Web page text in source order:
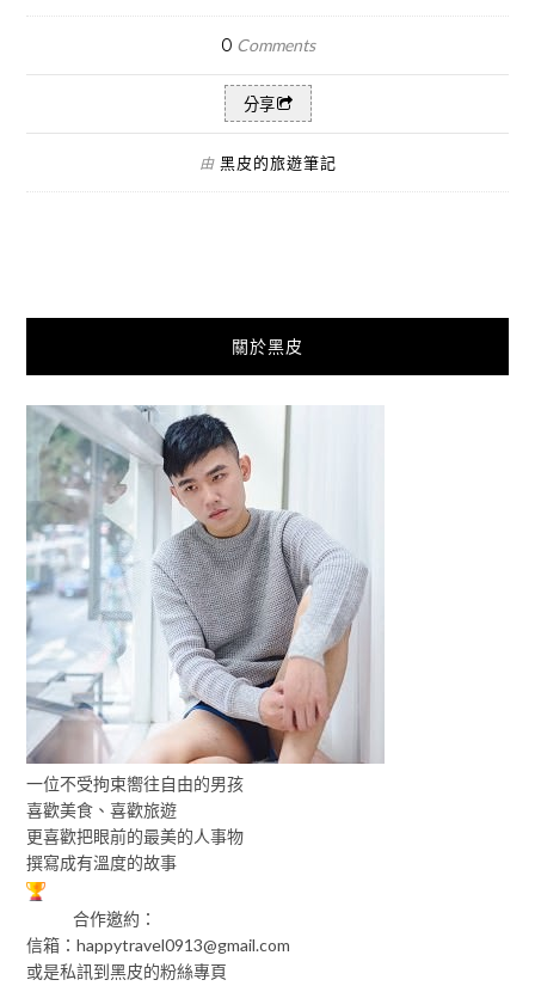
0 Comments
分享
由 黑皮的旅遊筆記
關於黑皮
一位不受拘束嚮往自由的男孩
喜歡美食、喜歡旅遊
更喜歡把眼前的最美的人事物
撰寫成有溫度的故事
合作邀約：
信箱：happytravel0913@gmail.com
或是私訊到黑皮的粉絲專頁